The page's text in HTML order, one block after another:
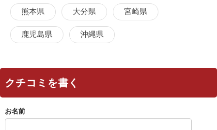
熊本県 大分県 宮崎県
鹿児島県 沖縄県
クチコミを書く
お名前